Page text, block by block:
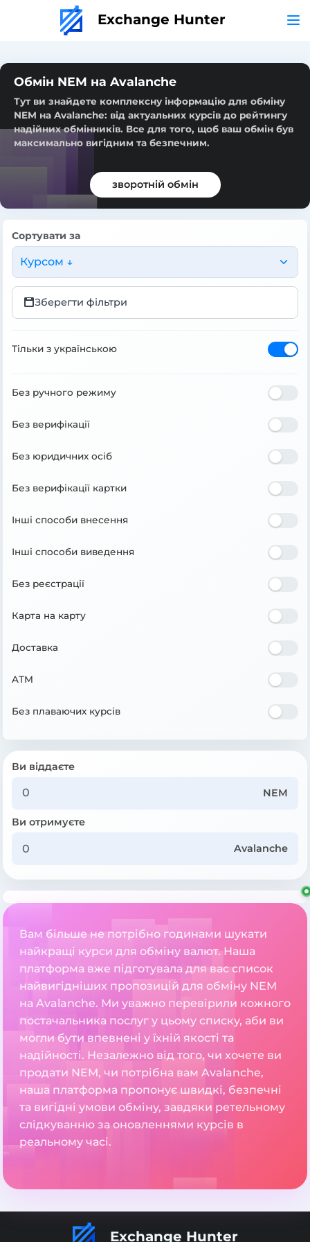
Exchange Hunter
Обмін NEM на Avalanche
Тут ви знайдете комплексну інформацію для обміну
NEM на Avalanche: від актуальних курсів до рейтингу
надійних обмінників. Все для того, щоб ваш обмін був
максимально вигідним та безпечним.
зворотній обмін
Сортувати за
Курсом ↓
Зберегти фільтри
Тільки з українською
Без ручного режиму
Без верифікації
Без юридичних осіб
Без верифікації картки
Інші способи внесення
Інші способи виведення
Без реєстрації
Карта на карту
Доставка
ATM
Без плаваючих курсів
Ви віддаєте
NEM
Ви отримуєте
Avalanche
Вам більше не потрібно годинами шукати
найкращі курси для обміну валют. Наша
платформа вже підготувала для вас список
найвигідніших пропозицій для обміну NEM
на Avalanche. Ми уважно перевірили кожного
постачальника послуг у цьому списку, аби ви
могли бути впевнені у їхній якості та
надійності. Незалежно від того, чи хочете ви
продати NEM, чи потрібна вам Avalanche,
наша платформа пропонує швидкі, безпечні
та вигідні умови обміну, завдяки ретельному
слідкуванню за оновленнями курсів в
реальному часі.
Exchange Hunter